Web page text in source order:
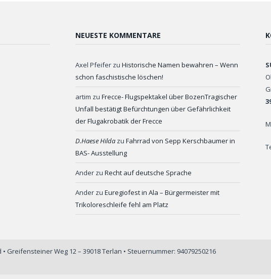
NEUESTE KOMMENTARE
Axel Pfeifer zu Historische Namen bewahren – Wenn
schon faschistische löschen!
artim zu Frecce- Flugspektakel über BozenTragischer
Unfall bestätigt Befürchtungen über Gefährlichkeit
der Flugakrobatik der Frecce
D.Haese Hilda zu Fahrrad von Sepp Kerschbaumer in
BAS- Ausstellung
Ander zu Recht auf deutsche Sprache
Ander zu Euregiofest in Ala – Bürgermeister mit
Trikoloreschleife fehl am Platz
Greifensteiner Weg 12 – 39018 Terlan • Steuernummer: 94079250216